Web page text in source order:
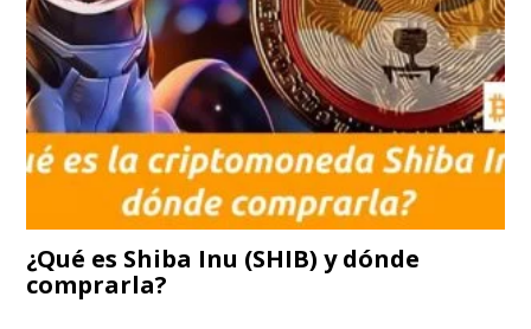
¿Qué es Shiba Inu (SHIB) y dónde
comprarla?